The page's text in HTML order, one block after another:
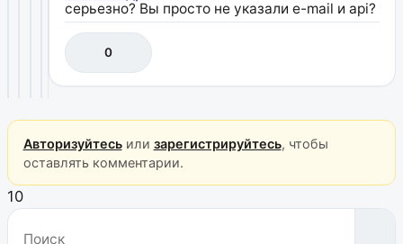
серьезно? Вы просто не указали e-mail и api?
0
Авторизуйтесьили зарегистрируйтесь, чтобы
оставлять комментарии.
10